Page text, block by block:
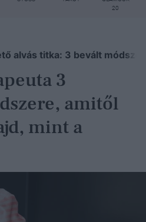
20
alvás titka: 3 bevált
3
amitől
mint a